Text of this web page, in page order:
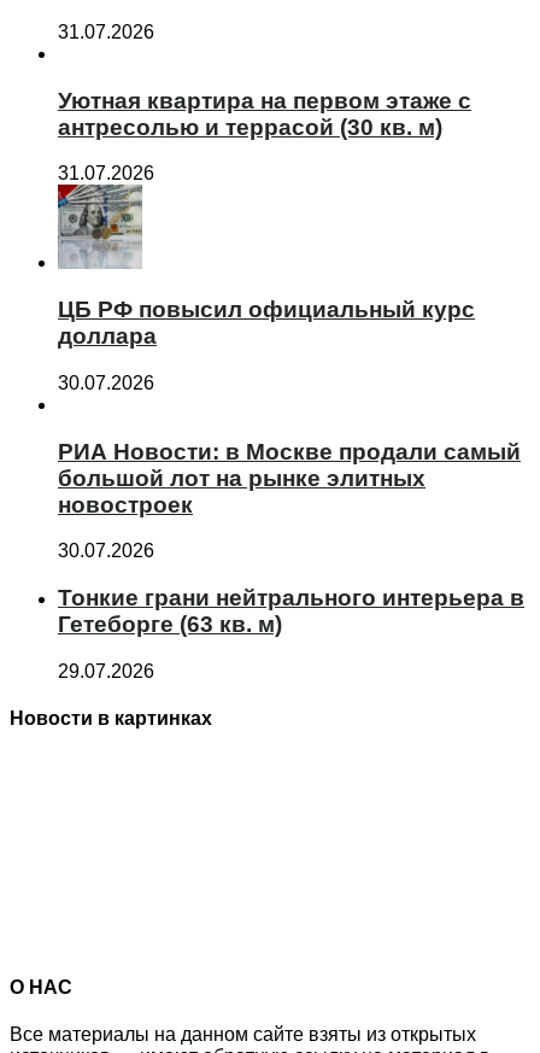
31.07.2026
Уютная квартира на первом этаже с
антресолью и террасой (30 кв. м)
31.07.2026
ЦБ РФ повысил официальный курс
доллара
30.07.2026
РИА Новости: в Москве продали самый
большой лот на рынке элитных
новостроек
30.07.2026
Тонкие грани нейтрального интерьера в
Гетеборге (63 кв. м)
29.07.2026
Новости в картинках
О НАС
Все материалы на данном сайте взяты из открытых